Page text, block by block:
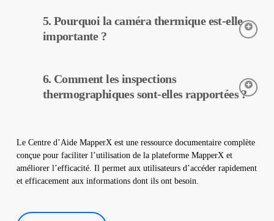
elle peut donc être réalisée sans aucun changement physique
dans votre centrale. Elle n’endommage pas votre site et
5. Pourquoi la caméra thermique est-elle
importante ?
précision les températures des équipements dans les centrales
solaires. Elles aident à la détection précoce des pannes et à
6. Comment les inspections
thermographiques sont-elles rapportées ?
utilisés pour améliorer l’efficacité des centrales solaires et
réduire les coûts d’exploitation.
Le Centre d’Aide MapperX est une ressource documentaire complète
conçue pour faciliter l’utilisation de la plateforme MapperX et
améliorer l’efficacité. Il permet aux utilisateurs d’accéder rapidement
et efficacement aux informations dont ils ont besoin.